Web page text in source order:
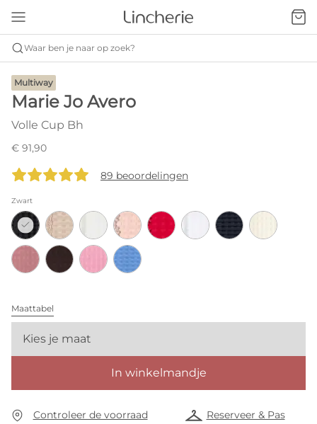
Waar ben je naar op zoek?
Multiway
Marie Jo Avero
Volle Cup Bh
€ 91,90
89 beoordelingen
Zwart
Maattabel
Kies je maat
In winkelmandje
Controleer de voorraad
Reserveer & Pas